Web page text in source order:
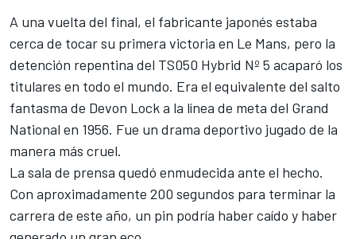
A una vuelta del final, el fabricante japonés estaba
cerca de tocar su primera victoria en Le Mans, pero la
detención repentina del TS050 Hybrid Nº 5 acaparó los
titulares en todo el mundo. Era el equivalente del salto
fantasma de Devon Lock a la línea de meta del Grand
National en 1956. Fue un drama deportivo jugado de la
manera más cruel.
La sala de prensa quedó enmudecida ante el hecho.
Con aproximadamente 200 segundos para terminar la
carrera de este año, un pin podría haber caído y haber